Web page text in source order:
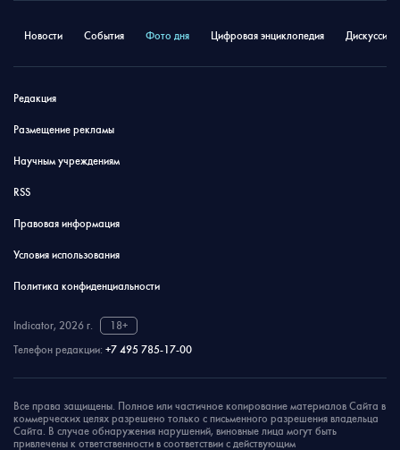
Новости События Фото дня Цифровая энциклопедия
Редакция
Размещение рекламы
Научным учреждениям
RSS
Правовая информация
Условия использования
Политика конфиденциальности
Indicator, 2026 г.
18+
Телефон редакции: +7 495 785-17-00
Все права защищены. Полное или частичное копирование материалов Сайта в
коммерческих целях разрешено только с письменного разрешения владельца
Сайта. В случае обнаружения нарушений, виновные лица могут быть
привлечены к ответственности в соответствии с действующим